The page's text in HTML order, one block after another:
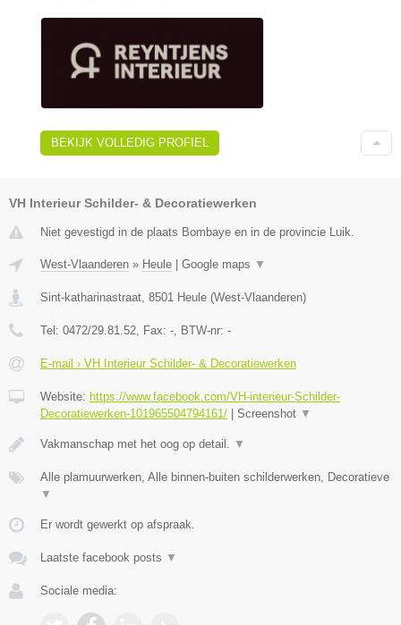
BEKIJK VOLLEDIG PROFIEL
VH Interieur Schilder- & Decoratiewerken
Niet gevestigd in de plaats Bombaye en in de provincie Luik.
West-Vlaanderen » Heule Google maps ▼
Sint-katharinastraat, 8501 Heule (West-Vlaanderen)
Tel: 0472/29.81.52, Fax: -, BTW-nr: -
E-mail › VH Interieur Schilder- & Decoratiewerken
Website: https://www.facebook.com/VH-interieur-Schilder-
Decoratiewerken-101965504794161/
Screenshot ▼
Vakmanschap met het oog op detail. ▼
Alle plamuurwerken, Alle binnen-buiten schilderwerken, Decoratieve
▼
Er wordt gewerkt op afspraak.
Laatste facebook posts ▼
Sociale media: